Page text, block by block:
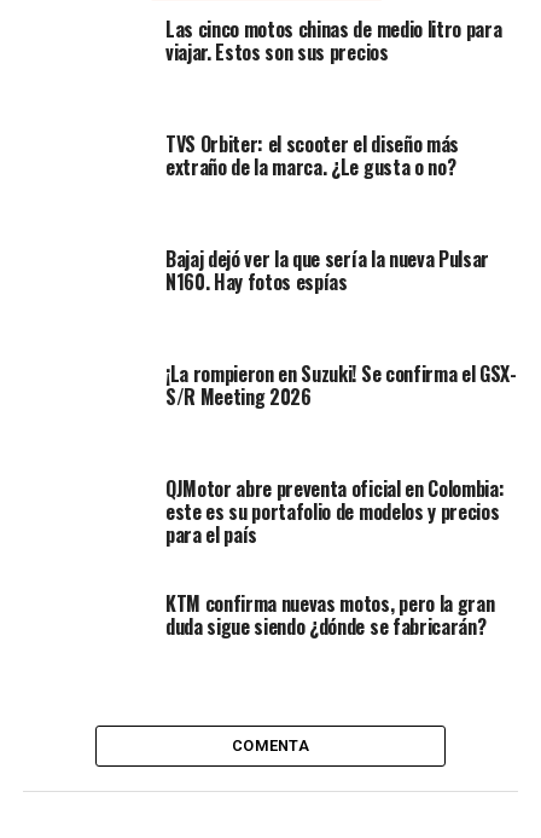
distribuyen en más de50 países alrededor del mundo
y son patrocinadores de losdeportistas más
La apertura de lanueva tienda
que son imagen de la marca en nuestro país, según
informaron los directivos de lamarca en Colombia
las principales ciudades del país.Fox Racingle apuesta
al mercado colombiano para impulsar sus productos y
Las cinco motos chinas de medio litro para
viajar. Estos son sus precios
TVS Orbiter: el scooter el diseño más
extraño de la marca. ¿Le gusta o no?
Bajaj dejó ver la que sería la nueva Pulsar
N160. Hay fotos espías
¡La rompieron en Suzuki! Se confirma el GSX-
S/R Meeting 2026
QJMotor abre preventa oficial en Colombia:
este es su portafolio de modelos y precios
para el país
KTM confirma nuevas motos, pero la gran
duda sigue siendo ¿dónde se fabricarán?
COMENTA